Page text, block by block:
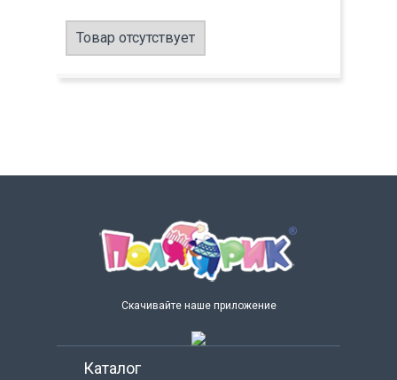
Товар отсутствует
Скачивайте наше приложение
Каталог